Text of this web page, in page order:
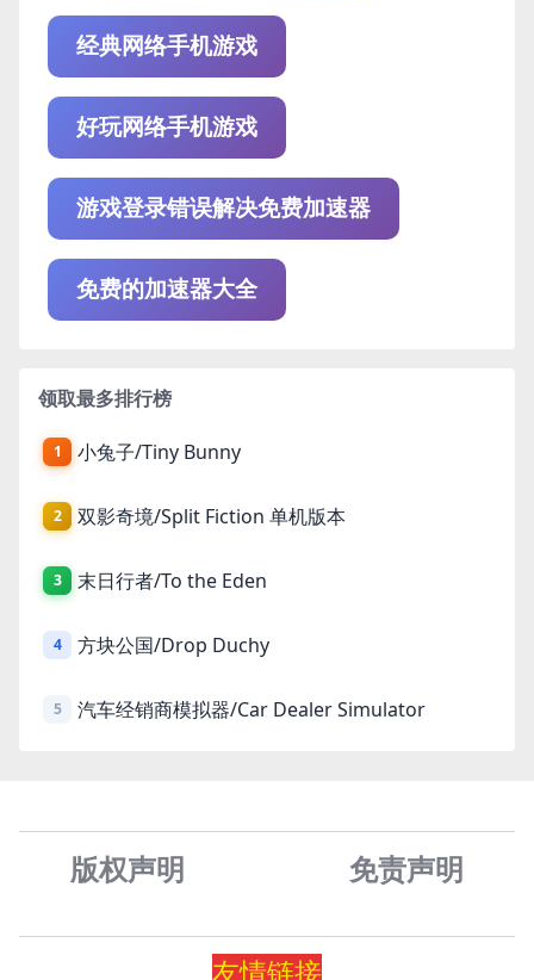
经典网络手机游戏
好玩网络手机游戏
游戏登录错误解决免费加速器
免费的加速器大全
领取最多排行榜
1 小兔子/Tiny Bunny
2 双影奇境/Split Fiction 单机版本
3 末日行者/To the Eden
4 方块公国/Drop Duchy
5 汽车经销商模拟器/Car Dealer Simulator
版权声明 免责声明